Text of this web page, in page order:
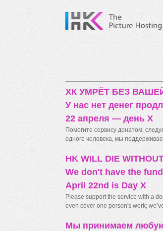
ХК УМРЁТ БЕЗ
У нас нет денег
22 апреля — день X
Помогите сервису донатом,
одного человека, мы
HK WILL DIE
We don't have the
April 22nd is Day X
Please support the service with a
even cover one person's work;
Мы принимаем любую